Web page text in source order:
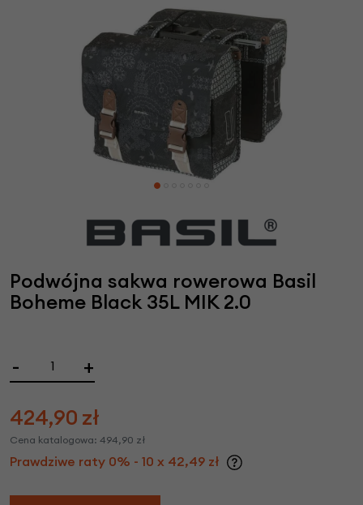
Podwójna sakwa rowerowa Basil
Boheme Black 35L MIK 2.0
- +
424,90 zł
Cena katalogowa: 494,90 zł
Prawdziwe raty 0% - 10 x 42,49 zł